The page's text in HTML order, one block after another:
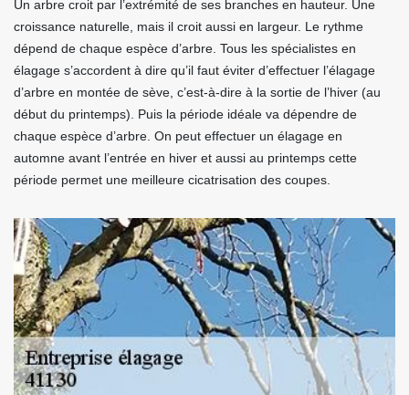
Un arbre croit par l’extrémité de ses branches en hauteur. Une
croissance naturelle, mais il croit aussi en largeur. Le rythme
dépend de chaque espèce d’arbre. Tous les spécialistes en
élagage s’accordent à dire qu’il faut éviter d’effectuer l’élagage
d’arbre en montée de sève, c’est-à-dire à la sortie de l’hiver (au
début du printemps). Puis la période idéale va dépendre de
chaque espèce d’arbre. On peut effectuer un élagage en
automne avant l’entrée en hiver et aussi au printemps cette
période permet une meilleure cicatrisation des coupes.